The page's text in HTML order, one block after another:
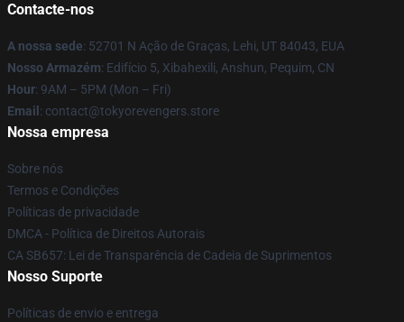
Contacte-nos
A nossa sede: 52701 N Ação de Graças, Lehi, UT 84043, EUA
Nosso Armazém: Edifício 5, Xibahexili, Anshun, Pequim, CN
Hour: 9AM – 5PM (Mon – Fri)
Email : contact@tokyorevengers.store
Nossa empresa
Sobre nós
Termos e Condições
Políticas de privacidade
DMCA - Política de Direitos Autorais
CA SB657: Lei de Transparência de Cadeia de Suprimentos
Nosso Suporte
Políticas de envio e entrega